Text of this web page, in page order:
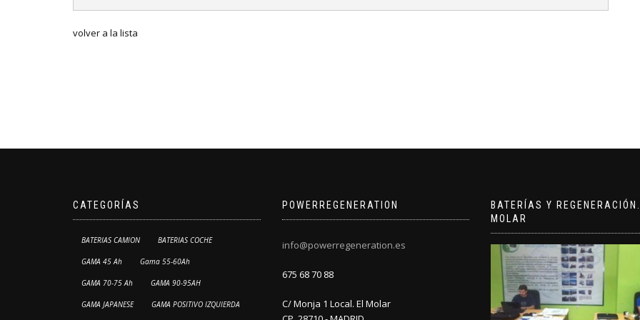
volver a la lista
CATEGORÍAS
BATERIAS CAMION BATERIAS COCHE
GAMA 45 Ah Gama 55-60Ah
GAMA 70-75 Ah GAMA 90-95AH
GAMA JAPANESE GAMA POSITIVO IZQUIERDA
POWERREGENERATION
info@powerregeneration.es
675 68 70 88
C/ Monja 1 Local. El Molar
BATERÍAS Y
MOLAR